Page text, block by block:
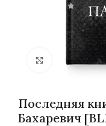
Нажмите,
Последняя
Бахаревич